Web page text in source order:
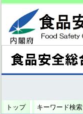
トップ キーワード検索